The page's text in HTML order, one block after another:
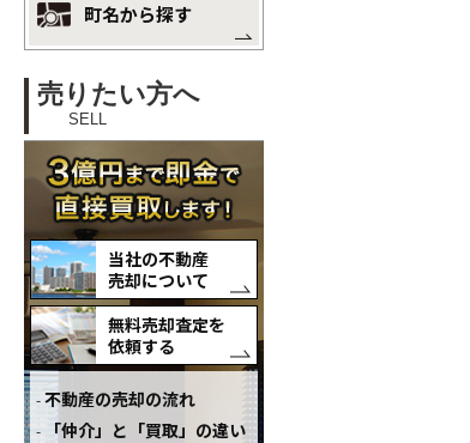
町名から探す
売りたい方へ
SELL
当社の不動産
売却について
無料売却査定を
依頼する
不動産の売却の流れ
「仲介」と「買取」の違い